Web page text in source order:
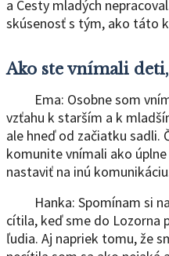
a Cesty mladých
skúsenosť s tým, ako táto
Ako ste vnímali
Ema: Osobne som
vzťahu k starším a k
ale hneď od začiatku sadli.
komunite vnímali ako
nastaviť na inú
Hanka: Spomínam si
cítila, keď sme do Lozorna
ľudia. Aj napriek tomu, že